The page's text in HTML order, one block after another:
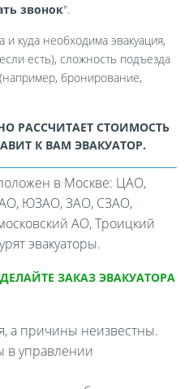
звонок".
и куда необходима эвакуация,
есть), сложность подъезда
бронирование,
РАССЧИТАЕТ СТОИМОСТЬ
К ВАМ ЭВАКУАТОР.
в Москве: ЦАО,
ЮЗАО, ЗАО, СЗАО,
АО, Троицкий
эвакуаторы.
ЗАКАЗ ЭВАКУАТОРА
а причины неизвестны.
в управлении